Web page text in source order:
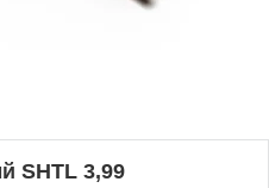
SHTL 3,99